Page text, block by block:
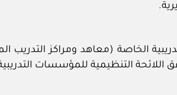
الخاصة (معاهد ومراكز التدريب
اللائحة التنظيمية للمؤسسات